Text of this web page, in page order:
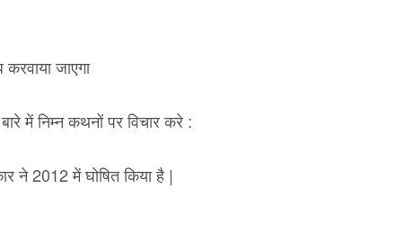
जाएगा
में निम्न कथनों पर विचार करे :
ने 2012 में घोषित किया है |